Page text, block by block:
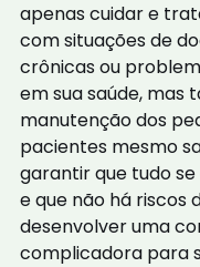
apenas cuidar e
com situações de
crônicas ou
em sua saúde, mas
manutenção dos
pacientes mesmo
garantir que tudo
e que não há riscos
desenvolver uma
complicadora para